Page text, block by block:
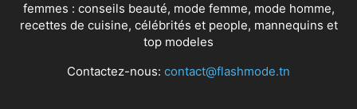
femmes : conseils beauté, mode femme, mode homme,
recettes de cuisine, célébrités et people, mannequins et
top modeles
Contactez-nous: contact@flashmode.tn